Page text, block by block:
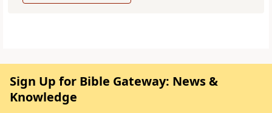
Sign Up for Bible Gateway: News &
Knowledge